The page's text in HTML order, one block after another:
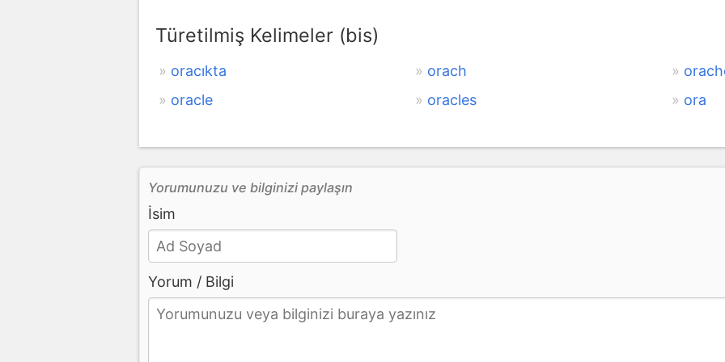
Türetilmiş Kelimeler (bis)
oracıkta orach
oracle
oracles ora
Yorumunuzu ve bilginizi paylaşın
İsim
Yorum / Bilgi